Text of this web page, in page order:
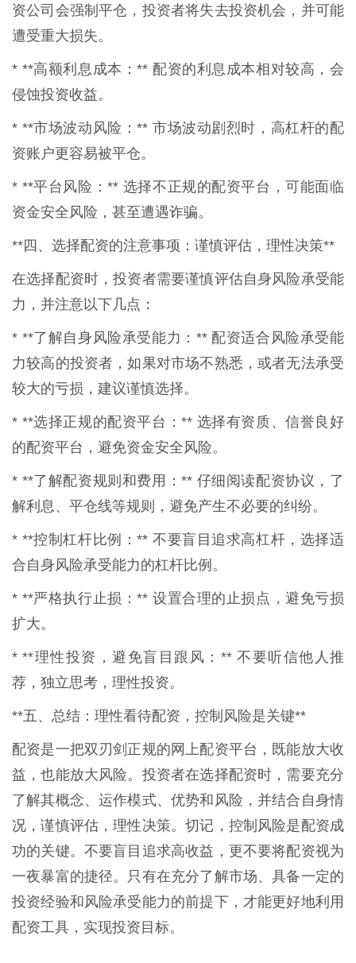
资公司会强制平仓，投资者将失去投资机会，并可能
遭受重大损失。
* **高额利息成本：** 配资的利息成本相对较高，会
侵蚀投资收益。
* **市场波动风险：** 市场波动剧烈时，高杠杆的配
资账户更容易被平仓。
* **平台风险：** 选择不正规的配资平台，可能面临
资金安全风险，甚至遭遇诈骗。
**四、选择配资的注意事项：谨慎评估，理性决策**
在选择配资时，投资者需要谨慎评估自身风险承受能
力，并注意以下几点：
* **了解自身风险承受能力：** 配资适合风险承受能
力较高的投资者，如果对市场不熟悉，或者无法承受
较大的亏损，建议谨慎选择。
* **选择正规的配资平台：** 选择有资质、信誉良好
的配资平台，避免资金安全风险。
* **了解配资规则和费用：** 仔细阅读配资协议，了
解利息、平仓线等规则，避免产生不必要的纠纷。
* **控制杠杆比例：** 不要盲目追求高杠杆，选择适
合自身风险承受能力的杠杆比例。
* **严格执行止损：** 设置合理的止损点，避免亏损
扩大。
* **理性投资，避免盲目跟风：** 不要听信他人推
荐，独立思考，理性投资。
**五、总结：理性看待配资，控制风险是关键**
配资是一把双刃剑正规的网上配资平台，既能放大收
益，也能放大风险。投资者在选择配资时，需要充分
了解其概念、运作模式、优势和风险，并结合自身情
况，谨慎评估，理性决策。切记，控制风险是配资成
功的关键。不要盲目追求高收益，更不要将配资视为
一夜暴富的捷径。只有在充分了解市场、具备一定的
投资经验和风险承受能力的前提下，才能更好地利用
配资工具，实现投资目标。